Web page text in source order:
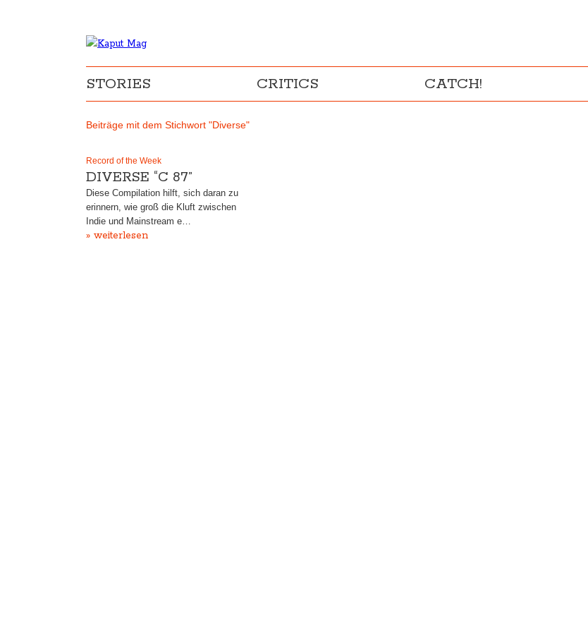
STORIES CRITICS CATCH!
Beiträge mit dem Stichwort "Diverse"
Record of the Week
DIVERSE “C 87”
Diese Compilation hilft, sich daran zu
erinnern, wie groß die Kluft zwischen
Indie und Mainstream e…
» weiterlesen